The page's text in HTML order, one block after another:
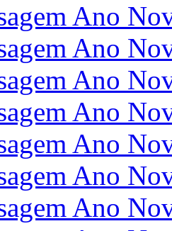
Ano
Ano
Ano
Ano
Ano
Ano
Ano